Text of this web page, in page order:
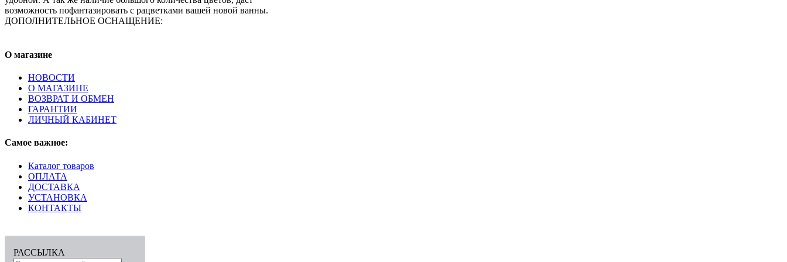
возможность пофантазировать с рацветками вашей новой ванны.
ДОПОЛНИТЕЛЬНОЕ ОСНАЩЕНИЕ:
О магазине
НОВОСТИ
О МАГАЗИНЕ
ВОЗВРАТ И ОБМЕН
ГАРАНТИИ
ЛИЧНЫЙ КАБИНЕТ
Самое важное:
Каталог товаров
ОПЛАТА
ДОСТАВКА
УСТАНОВКА
КОНТАКТЫ
РАССЫЛКА